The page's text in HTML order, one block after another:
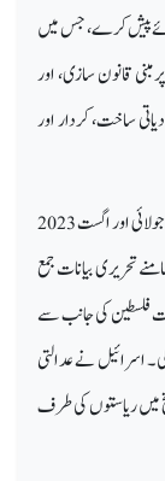
پیش کرے، جس میں
قانون سازی، اور
ساخت، کردار اور
آئی سی جے کے آئین کے آرٹیکل 66(1) اور (2) کے مطابق، جولائی اور اگست 2023
تحریری بیانات جمع
فلسطین کی جانب سے
کی سماعت کی۔ اسرائیل نے عدالتی
اپنی 78 سالہ طویل تاریخ میں ریاستوں کی طرف